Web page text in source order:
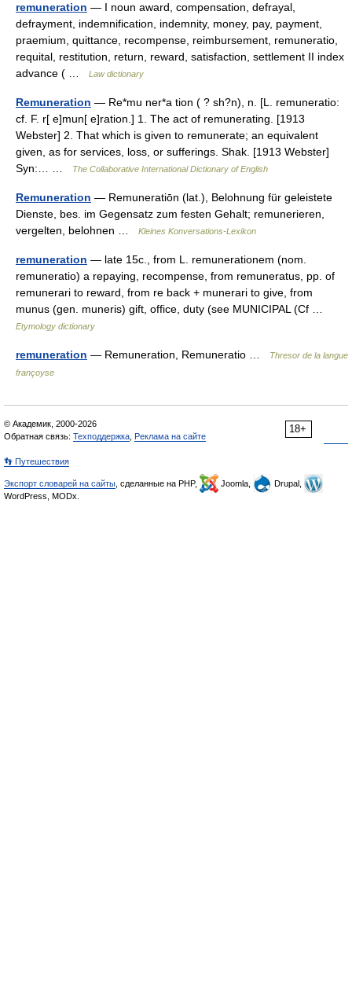
remuneration — I noun award, compensation, defrayal,
defrayment, indemnification, indemnity, money, pay, payment,
praemium, quittance, recompense, reimbursement, remuneratio,
requital, restitution, return, reward, satisfaction, settlement II index
advance ( …
Law dictionary
Remuneration — Re*mu ner*a tion ( ? sh?n), n. [L. remuneratio:
cf. F. r[ e]mun[ e]ration.] 1. The act of remunerating. [1913
Webster] 2. That which is given to remunerate; an equivalent
given, as for services, loss, or sufferings. Shak. [1913 Webster]
Syn:… …
The Collaborative International Dictionary of English
Remuneration — Remuneratiōn (lat.), Belohnung für geleistete
Dienste, bes. im Gegensatz zum festen Gehalt; remunerieren,
vergelten, belohnen …
Kleines Konversations-Lexikon
remuneration — late 15c., from L. remunerationem (nom.
remuneratio) a repaying, recompense, from remuneratus, pp. of
remunerari to reward, from re back + munerari to give, from
munus (gen. muneris) gift, office, duty (see MUNICIPAL (Cf …
Etymology dictionary
remuneration — Remuneration, Remuneratio …
Thresor de la langue
françoyse
18+
© Академик, 2000-2026
Обратная связь: Техподдержка Реклама на сайте
👣 Путешествия
Экспорт словарей на сайты , сделанные на PHP, Joomla,
Drupal,
WordPress, MODx.